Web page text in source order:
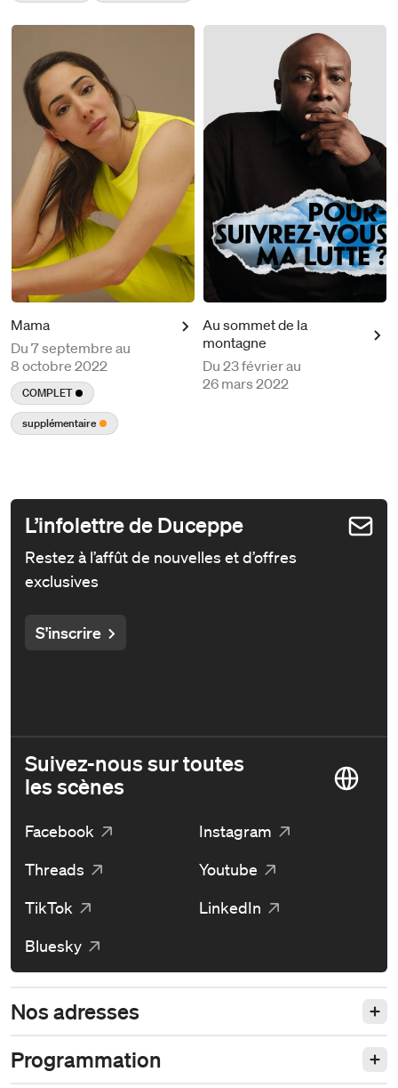
Mama
Du 7 septembre au
8 octobre 2022
COMPLET
supplémentaire
Au sommet de la
montagne
Du 23 février au
26 mars 2022
L’infolettre de Duceppe
Restez à l’affût de nouvelles et d’offres
exclusives
S'inscrire
Suivez-nous sur toutes
les scènes
Facebook
Instagram
Threads
Youtube
TikTok
LinkedIn
Bluesky
Nos adresses
Programmation